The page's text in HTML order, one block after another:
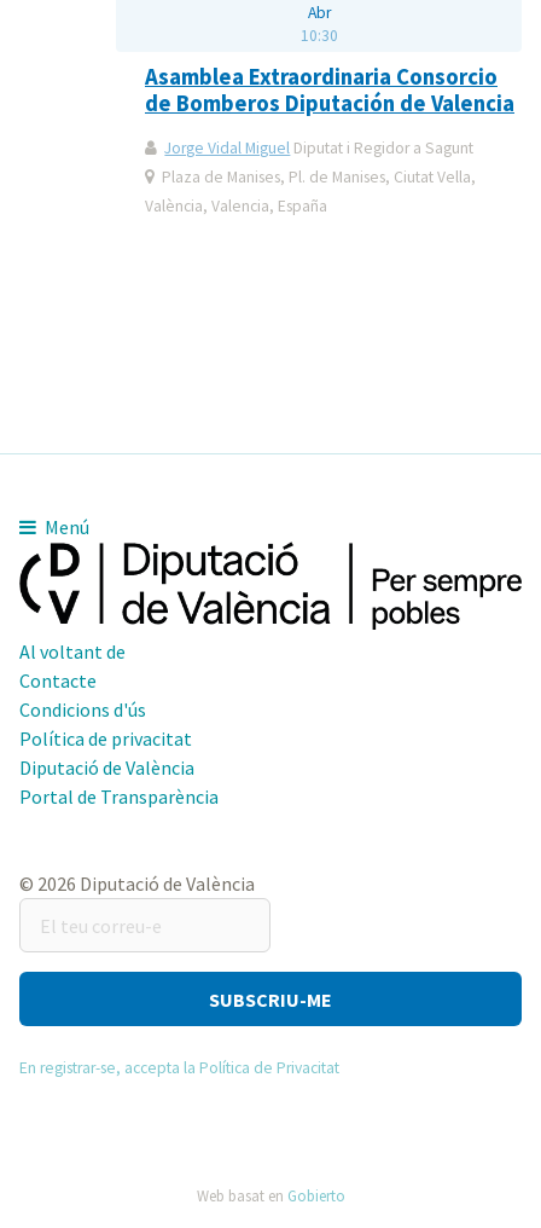
Abr
10:30
Asamblea Extraordinaria Consorcio
de Bomberos Diputación de Valencia
Jorge Vidal Miguel Diputat i Regidor a Sagunt
Plaza de Manises, Pl. de Manises, Ciutat Vella,
València, Valencia, España
Menú
Al voltant de
Contacte
Condicions d'ús
Política de privacitat
Diputació de València
Portal de Transparència
© 2026 Diputació de València
teu
correu-
En registrar-se, accepta la Política de Privacitat
Web basat en Gobierto